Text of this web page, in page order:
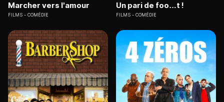
Marcher vers l'amour
FILMS COMÉDIE
Un pari de foo…t !
FILMS COMÉDIE